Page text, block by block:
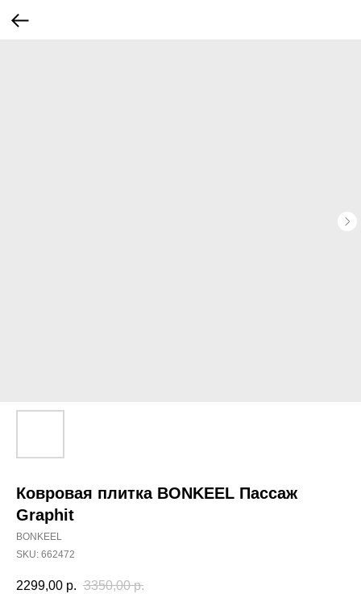
Ковровая плитка BONKEEL Пассаж
Graphit
BONKEEL
SKU: 662472
2299,00 р. 3350,00 р.